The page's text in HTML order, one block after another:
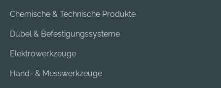
Chemische & Technische Produkte
Dübel & Befestigungssysteme
Elektrowerkzeuge
Hand- & Messwerkzeuge